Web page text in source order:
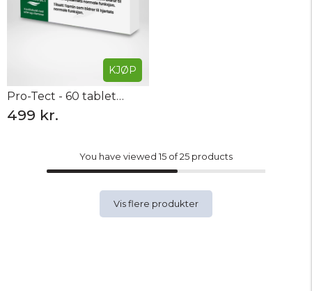
Pro-Tect - 60 tabletter
499 kr.
KJØP
You have viewed 15 of 25 products
Vis flere produkter